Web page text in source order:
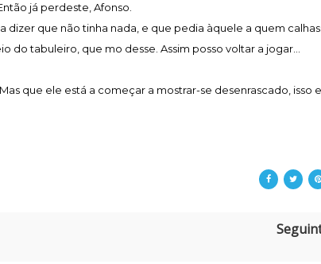
já perdeste, Afonso.
dizer que não tinha nada, e que pedia àquele a quem
do tabuleiro, que mo desse. Assim posso voltar a jogar...
que ele está a começar a mostrar-se desenrascado, isso